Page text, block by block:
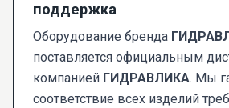
поддержка
Оборудование бренда
поставляется официальным
компанией ГИДРАВЛИКА. Мы
соответствие всех изделий